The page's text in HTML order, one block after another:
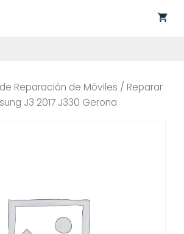
Reparación de Móviles / Reparar
J3 2017 J330 Gerona